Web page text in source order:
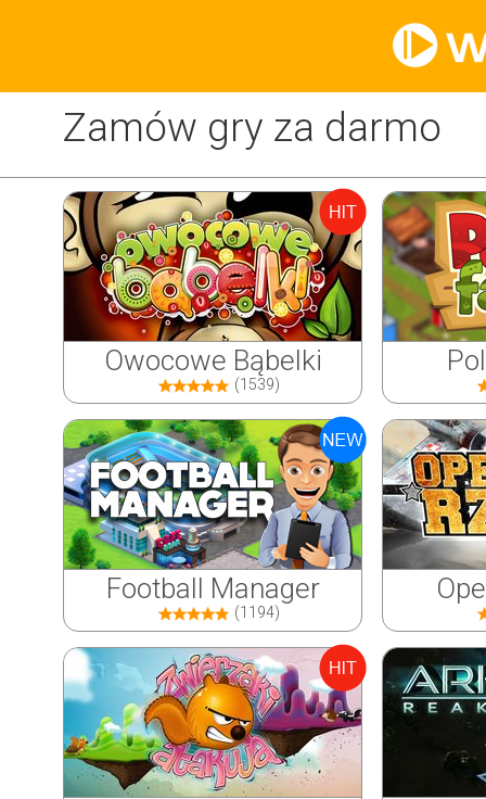
Zamów gry za darmo
Owocowe Bąbelki
(1539)
Football Manager
(1194)